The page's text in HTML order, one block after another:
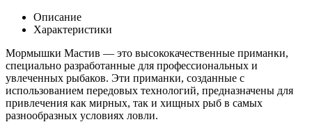
Описание
Характеристики
Мормышки Мастив — это высококачественные приманки,
специально разработанные для профессиональных и
увлеченных рыбаков. Эти приманки, созданные с
использованием передовых технологий, предназначены для
привлечения как мирных, так и хищных рыб в самых
разнообразных условиях ловли.